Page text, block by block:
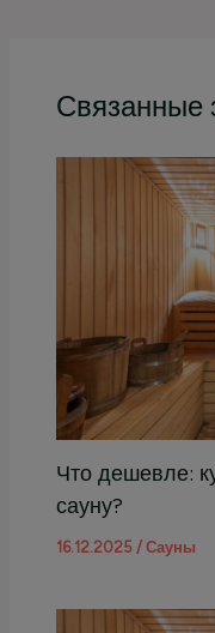
Связанные
Что дешевле:
сауну?
16.12.2025/Сауны